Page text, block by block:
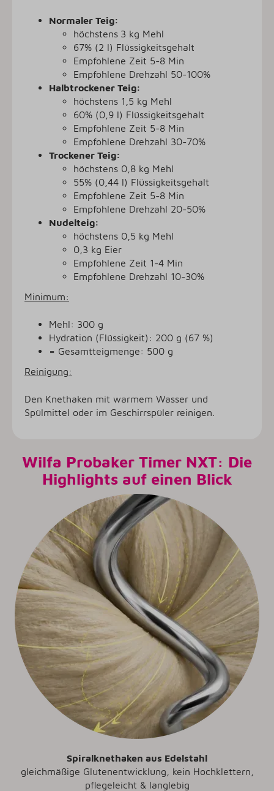
Normaler Teig:
höchstens 3 kg Mehl
67% (2 l) Flüssigkeitsgehalt
Empfohlene Zeit 5-8 Min
Empfohlene Drehzahl 50-100%
Halbtrockener Teig:
höchstens 1,5 kg Mehl
60% (0,9 l) Flüssigkeitsgehalt
Empfohlene Zeit 5-8 Min
Empfohlene Drehzahl 30-70%
Trockener Teig:
höchstens 0,8 kg Mehl
55% (0,44 l) Flüssigkeitsgehalt
Empfohlene Zeit 5-8 Min
Empfohlene Drehzahl 20-50%
Nudelteig:
höchstens 0,5 kg Mehl
0,3 kg Eier
Empfohlene Zeit 1-4 Min
Empfohlene Drehzahl 10-30%
Minimum:
Mehl: 300 g
Hydration (Flüssigkeit): 200 g (67 %)
= Gesamtteigmenge: 500 g
Reinigung:
Den Knethaken mit warmem Wasser und
Spülmittel oder im Geschirrspüler reinigen.
Wilfa Probaker Timer NXT: Die
Highlights auf einen Blick
Spiralknethaken aus Edelstahl
gleichmäßige Glutenentwicklung, kein Hochklettern,
pflegeleicht & langlebig